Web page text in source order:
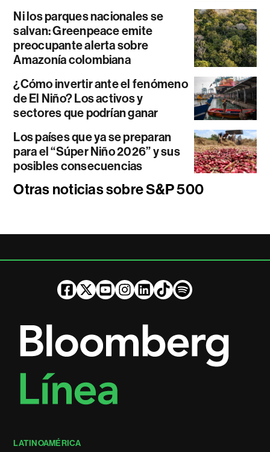
Ni los parques nacionales se
salvan: Greenpeace emite
preocupante alerta sobre
Amazonía colombiana
¿Cómo invertir ante el fenómeno
de El Niño? Los activos y
sectores que podrían ganar
Los países que ya se preparan
para el “Súper Niño 2026” y sus
posibles consecuencias
Otras noticias sobre S&P 500
LATINOAMÉRICA